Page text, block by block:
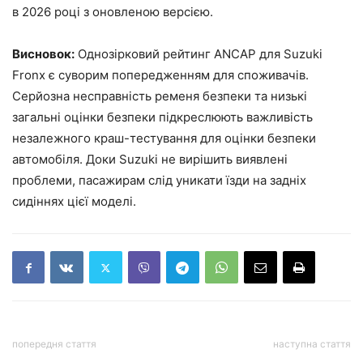
в 2026 році з оновленою версією.
Висновок: Однозірковий рейтинг ANCAP для Suzuki
Fronx є суворим попередженням для споживачів.
Серйозна несправність ременя безпеки та низькі
загальні оцінки безпеки підкреслюють важливість
незалежного краш-тестування для оцінки безпеки
автомобіля. Доки Suzuki не вирішить виявлені
проблеми, пасажирам слід уникати їзди на задніх
сидіннях цієї моделі.
попередня стаття наступна стаття